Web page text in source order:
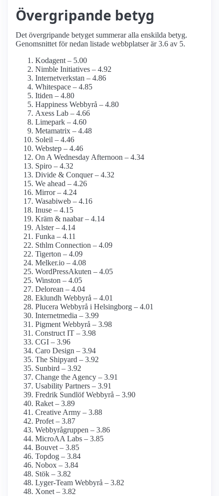
Övergripande betyg
Det övergripande betyget summerar alla enskilda betyg.
Genomsnittet för nedan listade webbplatser är 3.6 av 5.
Kodagent – 5.00
Nimble Initiatives – 4.92
Internetverkstan – 4.86
Whitespace – 4.85
Itiden – 4.80
Happiness Webbyrå – 4.80
Axess Lab – 4.66
Limepark – 4.60
Metamatrix – 4.48
Soleil – 4.46
Webstep – 4.46
On A Wednesday Afternoon – 4.34
Spiro – 4.32
Divide & Conquer – 4.32
We ahead – 4.26
Mirror – 4.24
Wasabiweb – 4.16
Inuse – 4.15
Kräm & naabar – 4.14
Alster – 4.14
Funka – 4.11
Sthlm Connection – 4.09
Tigerton – 4.09
Melker.io – 4.08
WordPressAkuten – 4.05
Winston – 4.05
Delorean – 4.04
Eklundh Webbyrå – 4.01
Plucera Webbyrå i Helsingborg – 4.01
Internetmedia – 3.99
Pigment Webbyrå – 3.98
Construct IT – 3.98
CGI – 3.96
Caro Design – 3.94
The Shipyard – 3.92
Sunbird – 3.92
Change the Agency – 3.91
Usability Partners – 3.91
Fredrik Sundlöf Webbyrå – 3.90
Raket – 3.89
Creative Army – 3.88
Profet – 3.87
Webbyrågruppen – 3.86
MicroAA Labs – 3.85
Bouvet – 3.85
Topdog – 3.84
Nobox – 3.84
Stök – 3.82
Lyger-Team Webbyrå – 3.82
Xonet – 3.82